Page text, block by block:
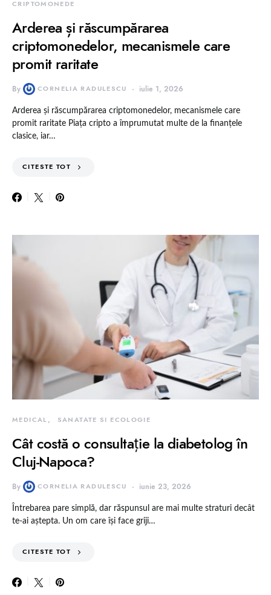
CRIPTOMONEDE
Arderea și răscumpărarea
criptomonedelor, mecanismele care
promit raritate
By CORNELIA RADULESCU iulie 1, 2026
Arderea și răscumpărarea criptomonedelor, mecanismele care
promit raritate Piața cripto a împrumutat multe de la finanțele
clasice, iar…
CITESTE TOT
MEDICAL SANATATE SI ECOLOGIE
Cât costă o consultație la diabetolog în
Cluj-Napoca?
By CORNELIA RADULESCU iunie 23, 2026
Întrebarea pare simplă, dar răspunsul are mai multe straturi decât
te-ai aștepta. Un om care își face griji…
CITESTE TOT